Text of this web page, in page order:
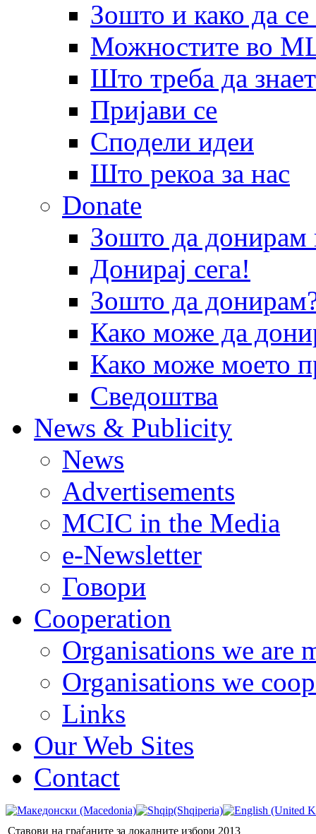
Зошто и како да
Можностите во
Што треба да
Пријави се
Сподели идеи
Што рекоа за нас
Donate
Зошто да
Донирај сега!
Зошто да
Како може да
Како може моето
Сведоштва
News & Publicity
News
Advertisements
MCIC in the Media
e-Newsletter
Говори
Cooperation
Organisations we are
Organisations we
Links
Our Web Sites
Contact
Ставови на граѓаните за локалните избори 2013